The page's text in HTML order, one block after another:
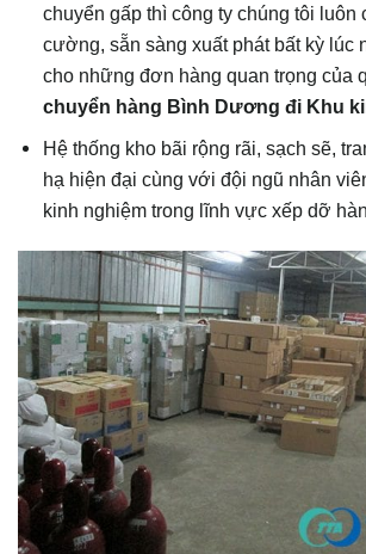
chuyển gấp thì công ty chúng tôi luôn
cường, sẵn sàng xuất phát bất kỳ lúc
cho những đơn hàng quan trọng của
chuyển hàng Bình Dương đi Khu
Hệ thống kho bãi rộng rãi, sạch sẽ,
hạ hiện đại cùng với đội ngũ nhân
kinh nghiệm trong lĩnh vực xếp dỡ